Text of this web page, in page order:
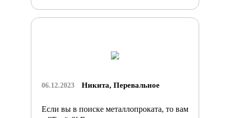
06.12.2023 Никита, Перевальное
Если вы в поиске металлопроката, то вам